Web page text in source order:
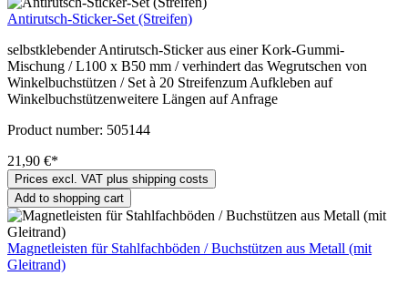
Antirutsch-Sticker-Set (Streifen)
selbstklebender Antirutsch-Sticker aus einer Kork-Gummi-
Mischung / L100 x B50 mm / verhindert das Wegrutschen von
Winkelbuchstützen / Set à 20 Streifenzum Aufkleben auf
Winkelbuchstützenweitere Längen auf Anfrage
Product number: 505144
21,90 €*
Prices excl. VAT plus shipping costs
Add to shopping cart
Magnetleisten für Stahlfachböden / Buchstützen aus Metall (mit
Gleitrand)